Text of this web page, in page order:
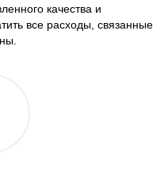
качества и
все расходы, связанные